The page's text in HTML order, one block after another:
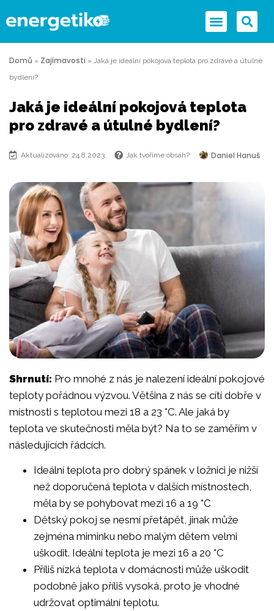
Domů » Zajímavosti » Jaká je ideální pokojová teplota pro zdravé a útulné
bydlení?
Jaká je ideální pokojová teplota
pro zdravé a útulné bydlení?
Aktualizováno: 24.8.2023 Jak tvoříme obsah? Daniel Hanuš
Shrnutí: Pro mnohé z nás je nalezení ideální pokojové
teploty pořádnou výzvou. Většina z nás se cítí dobře v
místnosti s teplotou mezi 18 a 23 °C. Ale jaká by
teplota ve skutečnosti měla být? Na to se zaměřím v
následujících řádcích.
Ideální teplota pro dobrý spánek v ložnici je nižší
než doporučená teplota v dalších místnostech,
měla by se pohybovat mezi 16 a 19 °C
Dětský pokoj se nesmí přetápět, jinak může
zejména miminku nebo malým dětem velmi
uškodit. Ideální teplota je mezi 16 a 20 °C
Příliš nízká teplota v domácnosti může uškodit
podobně jako příliš vysoká, proto je vhodné
udržovat optimální teplotu.